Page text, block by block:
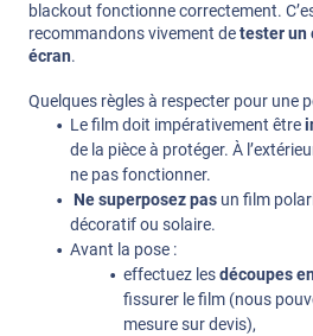
blackout fonctionne correctement.
recommandons vivement detester un
écran.
Quelques règles à respecter pour une
Le film doit impérativement être
de la pièce à protéger. À
ne pas fonctionner.
Ne superposez pasun film
décoratif ou solaire.
Avant la pose :
effectuez lesdécoupes
fissurer le film (nous
mesure sur devis),